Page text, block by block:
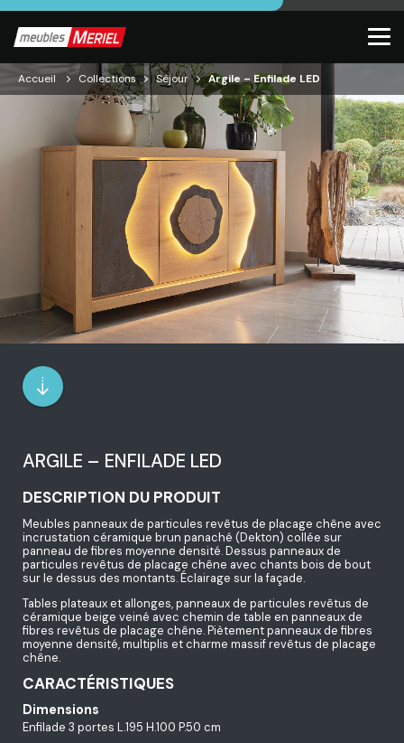
Accueil Collections Séjour Argile – Enfilade LED
ARGILE – ENFILADE LED
DESCRIPTION DU PRODUIT
Meubles panneaux de particules revêtus de placage chêne avec
incrustation céramique brun panaché (Dekton) collée sur
panneau de fibres moyenne densité. Dessus panneaux de
particules revêtus de placage chêne avec chants bois de bout
sur le dessus des montants. Éclairage sur la façade.
Tables plateaux et allonges, panneaux de particules revêtus de
céramique beige veiné avec chemin de table en panneaux de
fibres revêtus de placage chêne. Piètement panneaux de fibres
moyenne densité, multiplis et charme massif revêtus de placage
chêne.
CARACTÉRISTIQUES
Dimensions
Enfilade 3 portes L.195 H.100 P.50 cm